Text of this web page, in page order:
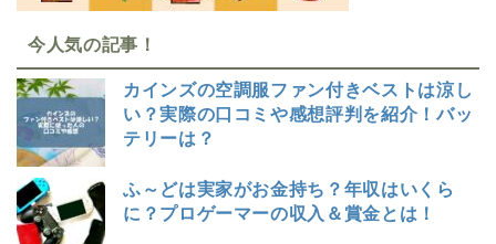
今人気の記事！
カインズの空調服ファン付きベストは涼し
い？実際の口コミや感想評判を紹介！バッ
テリーは？
ふ～どは実家がお金持ち？年収はいくら
に？プロゲーマーの収入＆賞金とは！